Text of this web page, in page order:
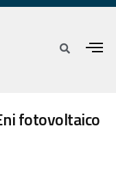
fotovoltaico